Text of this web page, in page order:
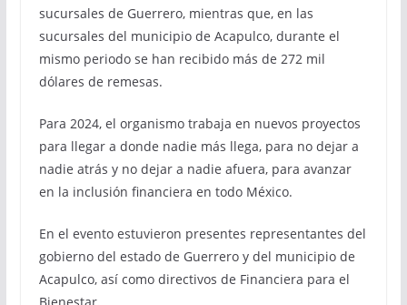
sucursales de Guerrero, mientras que, en las
sucursales del municipio de Acapulco, durante el
mismo periodo se han recibido más de 272 mil
dólares de remesas.
Para 2024, el organismo trabaja en nuevos proyectos
para llegar a donde nadie más llega, para no dejar a
nadie atrás y no dejar a nadie afuera, para avanzar
en la inclusión financiera en todo México.
En el evento estuvieron presentes representantes del
gobierno del estado de Guerrero y del municipio de
Acapulco, así como directivos de Financiera para el